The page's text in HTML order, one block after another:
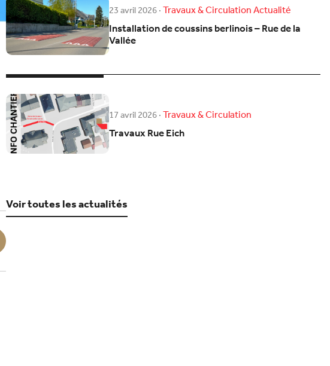
23 avril 2026·Travaux & CirculationActualité
Installation de coussins berlinois – Rue de la
Vallée
17 avril 2026·Travaux & Circulation
Travaux Rue Eich
Voir toutes les actualités